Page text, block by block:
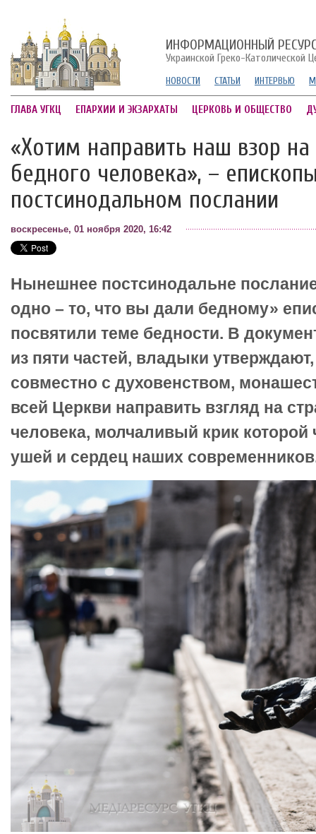
ИНФОРМАЦИОННЫЙ
Украинской Греко-Католической
НОВОСТИ СТАТЬИ ИНТЕРВЬЮ
ГЛАВА УГКЦ ЕПАРХИИ И ЭКЗАРХАТЫ ЦЕРКОВЬ И ОБЩЕСТВО
«Хотим направить наш взор
бедного человека», –
постсинодальном послании
воскресенье, 01 ноября 2020, 16:42
Нынешнее постсинодальне
одно – то, что вы дали бедному»
посвятили теме бедности. В
из пяти частей, владыки
совместно с духовенством,
всей Церкви направить взгляд на
человека, молчаливый крик которой
ушей и сердец наших